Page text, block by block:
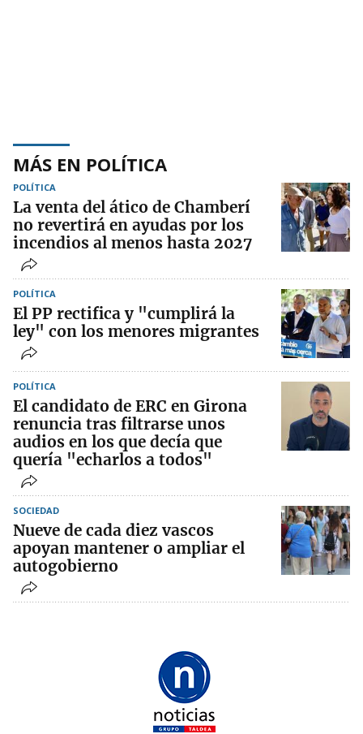
MÁS EN POLÍTICA
POLÍTICA
La venta del ático de Chamberí
no revertirá en ayudas por los
incendios al menos hasta 2027
POLÍTICA
El PP rectifica y "cumplirá la
ley" con los menores migrantes
POLÍTICA
El candidato de ERC en Girona
renuncia tras filtrarse unos
audios en los que decía que
quería "echarlos a todos"
SOCIEDAD
Nueve de cada diez vascos
apoyan mantener o ampliar el
autogobierno